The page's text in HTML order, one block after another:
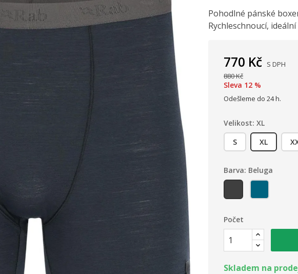
Pohodlné pánské
Rychleschnoucí,
770 Kč S DPH
880 Kč
Sleva 12 %
Odešleme do 24 h.
Velikost: XL
S
XL
Barva: Beluga
Beluga
Orion blue
Počet
Skladem na